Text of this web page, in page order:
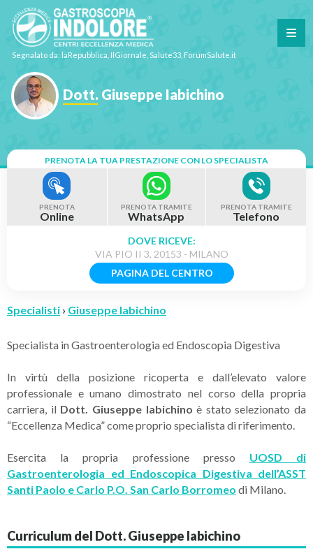
Segnalato da: laRepubblica, IlGiornale, Salute33, ForumSalute.it
Dott. Giuseppe Iabichino
PRENOTA LA TUA PRESTAZIONE CON LO SPECIALISTA
PRENOTA
Online
PRENOTA TRAMITE
WhatsApp
PRENOTA TRAMITE
Telefono
DOVE RICEVE:
VIA PIO II 3, 20153 - MILANO
PAGINA DEL CENTRO
Specialisti › Giuseppe Iabichino
Specialista in Gastroenterologia ed Endoscopia Digestiva
In virtù della posizione ricoperta e dall’elevato valore
professionale e umano dimostrato nel corso della propria
carriera, il Dott. Giuseppe Iabichinoè stato selezionato da
“Eccellenza Medica” come proprio specialista di riferimento.
Esercita la propria professione presso UOSD di
Gastroenterologia ed Endoscopica Digestiva dell’ASST
Santi Paolo e Carlo P.O. San Carlo Borromeo di Milano.
Curriculum del Dott. Giuseppe Iabichino